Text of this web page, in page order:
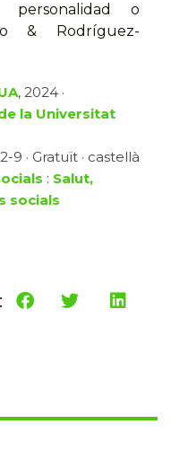
personalidad o
& Rodríguez-
, 2024 ·
la Universitat
9 · Gratuït · castellà
: Salut,
socials